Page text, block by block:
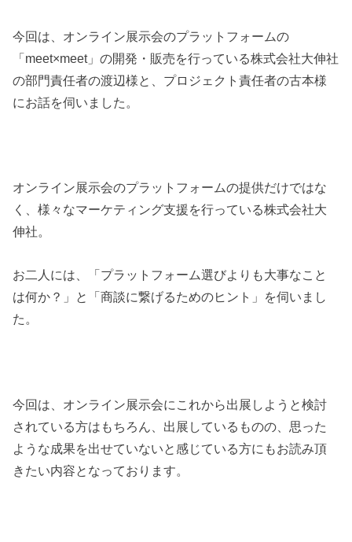
今回は、オンライン展示会のプラットフォームの
「meet×meet」の開発・販売を行っている株式会社大伸社
の部門責任者の渡辺様と、プロジェクト責任者の古本様
にお話を伺いました。
オンライン展示会のプラットフォームの提供だけではな
く、様々なマーケティング支援を行っている株式会社大
伸社。
お二人には、「プラットフォーム選びよりも大事なこと
は何か？」と「商談に繋げるためのヒント」を伺いまし
た。
今回は、オンライン展示会にこれから出展しようと検討
されている方はもちろん、出展しているものの、思った
ような成果を出せていないと感じている方にもお読み頂
きたい内容となっております。